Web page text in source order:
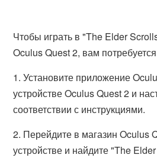
Чтобы играть в "The Elder
Oculus Quest 2, вам
1. Установите приложение
устройстве Oculus Quest 2 и
соответствии с инструкциями.
2. Перейдите в магазин Oculus
устройстве и найдите "The